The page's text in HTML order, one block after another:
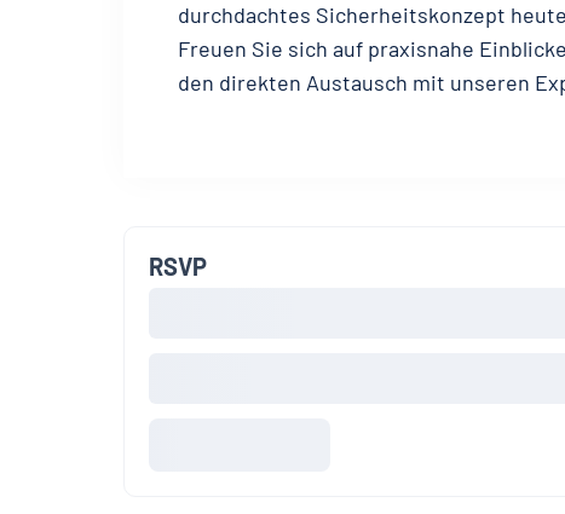
durchdachtes Sicherheitskonzept
Freuen Sie sich auf praxisnahe
den direkten Austausch mit unseren
RSVP